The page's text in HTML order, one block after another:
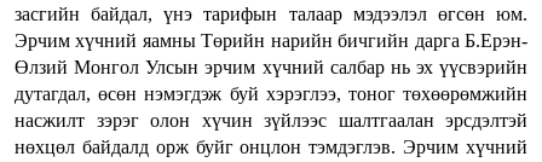
засгийн байдал, үнэ тарифын талаар мэдээлэл өгсөн юм.
Эрчим хүчний яамны Төрийн нарийн бичгийн дарга Б.Ерэн-
Өлзий Монгол Улсын эрчим хүчний салбар нь эх үүсвэрийн
дутагдал, өсөн нэмэгдэж буй хэрэглээ, тоног төхөөрөмжийн
насжилт зэрэг олон хүчин зүйлээс шалтгаалан эрсдэлтэй
нөхцөл байдалд орж буйг онцлон тэмдэглэв. Эрчим хүчний